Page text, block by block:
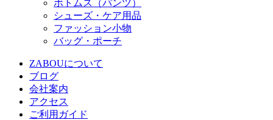
ボトムス（パンツ）
シューズ・ケア用品
ファッション小物
バッグ・ポーチ
ZABOUについて
ブログ
会社案内
アクセス
ご利用ガイド